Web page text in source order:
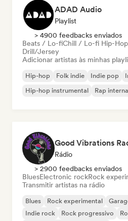
ADAD Audio
Playlist
> 4900 feedbacks enviados
Beats / Lo-fiChill / Lo-fi Hip-Hop
Drill/Jersey
Adicionar artistas às minhas
Hip-hop Folk indie Indie pop
Hip-hop instrumental
Rap
Good Vibrations
Rádio
> 2900 feedbacks enviados
BluesElectronic rockRock
Transmitir artistas na rádio
Blues Rock experimental
Indie rock
Rock progressivo